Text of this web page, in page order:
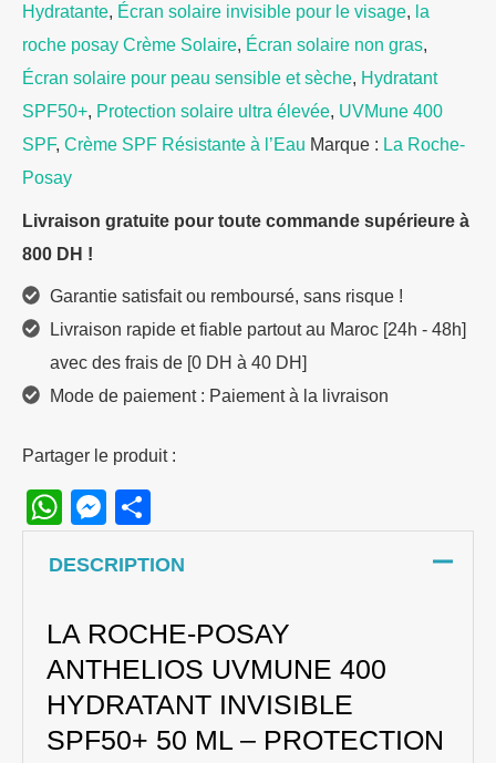
Posay
Anthelios
Moisturizing
Invisible
SPF50+
50ml
Hydratante, Écran solaire invisible pour le visage, la
roche posay Crème Solaire, Écran solaire non gras,
Écran solaire pour peau sensible et sèche, Hydratant
SPF50+, Protection solaire ultra élevée, UVMune 400
SPF, Crème SPF Résistante à l’Eau Marque : La Roche-
Posay
Livraison gratuite pour toute commande supérieure à
800 DH !
Garantie satisfait ou remboursé, sans risque !
Livraison rapide et fiable partout au Maroc [24h - 48h]
avec des frais de [0 DH à 40 DH]
Mode de paiement : Paiement à la livraison
Partager le produit :
WhatsApp
Messenger
DESCRIPTION
LA ROCHE-POSAY
ANTHELIOS UVMUNE 400
HYDRATANT INVISIBLE
SPF50+ 50 ML – PROTECTION